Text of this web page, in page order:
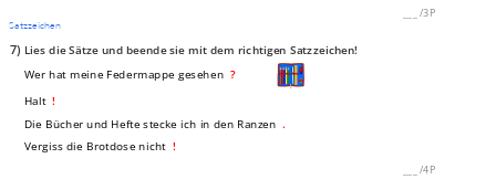
/3P
Satzzeichen
7) Lies die Sätze und beende sie mit dem richtigen Satzzeichen!
Wer hat meine Federmappe gesehen ?
Halt!
Die Bücher und Hefte stecke ich in den Ranzen .
Vergiss die Brotdose nicht !
/4P